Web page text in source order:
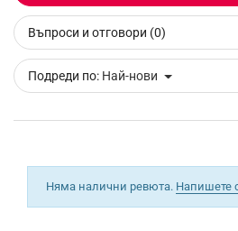
Въпроси и отговори (0)
Подреди по: Най-нови
Няма налични ревюта. Напишете